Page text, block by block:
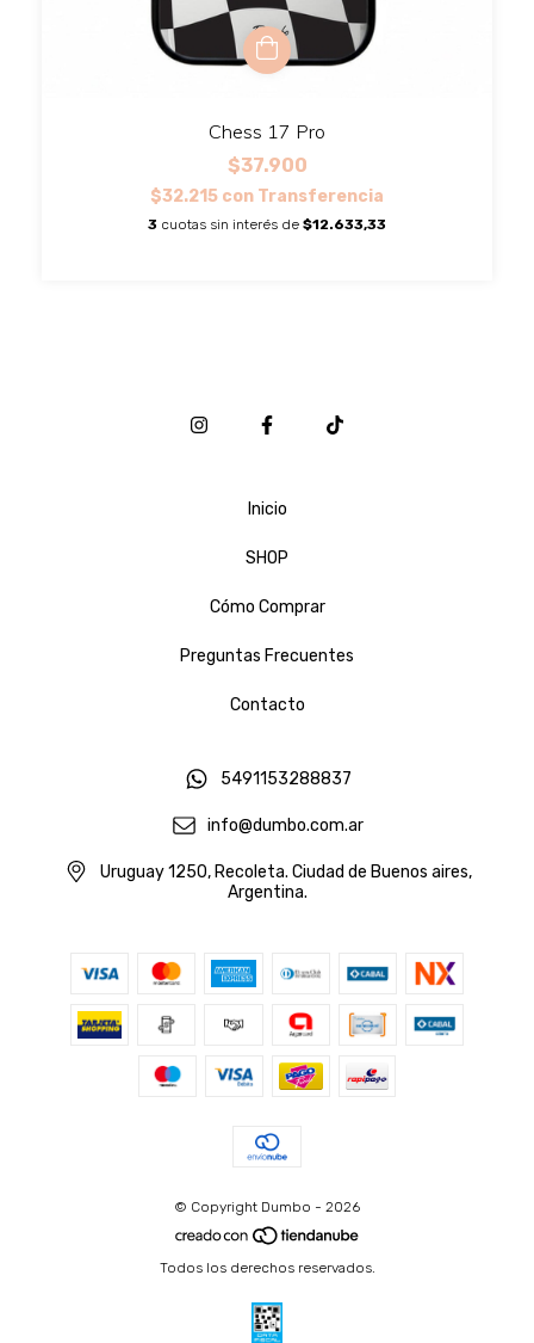
Chess 17 Pro
$37.900
$32.215 con Transferencia
3 cuotas sin interés de $12.633,33
Inicio
SHOP
Cómo Comprar
Preguntas Frecuentes
Contacto
5491153288837
info@dumbo.com.ar
Uruguay 1250, Recoleta. Ciudad de Buenos aires,
Argentina.
© Copyright Dumbo - 2026
Todos los derechos reservados.